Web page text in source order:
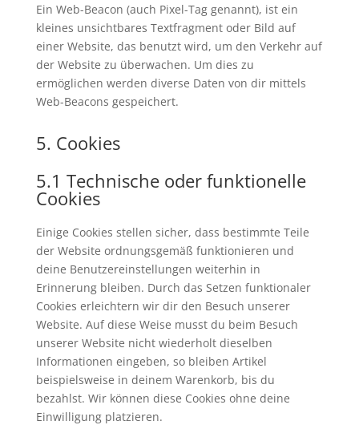
Ein Web-Beacon (auch Pixel-Tag genannt), ist ein
kleines unsichtbares Textfragment oder Bild auf
einer Website, das benutzt wird, um den Verkehr auf
der Website zu überwachen. Um dies zu
ermöglichen werden diverse Daten von dir mittels
Web-Beacons gespeichert.
5. Cookies
5.1 Technische oder funktionelle
Cookies
Einige Cookies stellen sicher, dass bestimmte Teile
der Website ordnungsgemäß funktionieren und
deine Benutzereinstellungen weiterhin in
Erinnerung bleiben. Durch das Setzen funktionaler
Cookies erleichtern wir dir den Besuch unserer
Website. Auf diese Weise musst du beim Besuch
unserer Website nicht wiederholt dieselben
Informationen eingeben, so bleiben Artikel
beispielsweise in deinem Warenkorb, bis du
bezahlst. Wir können diese Cookies ohne deine
Einwilligung platzieren.